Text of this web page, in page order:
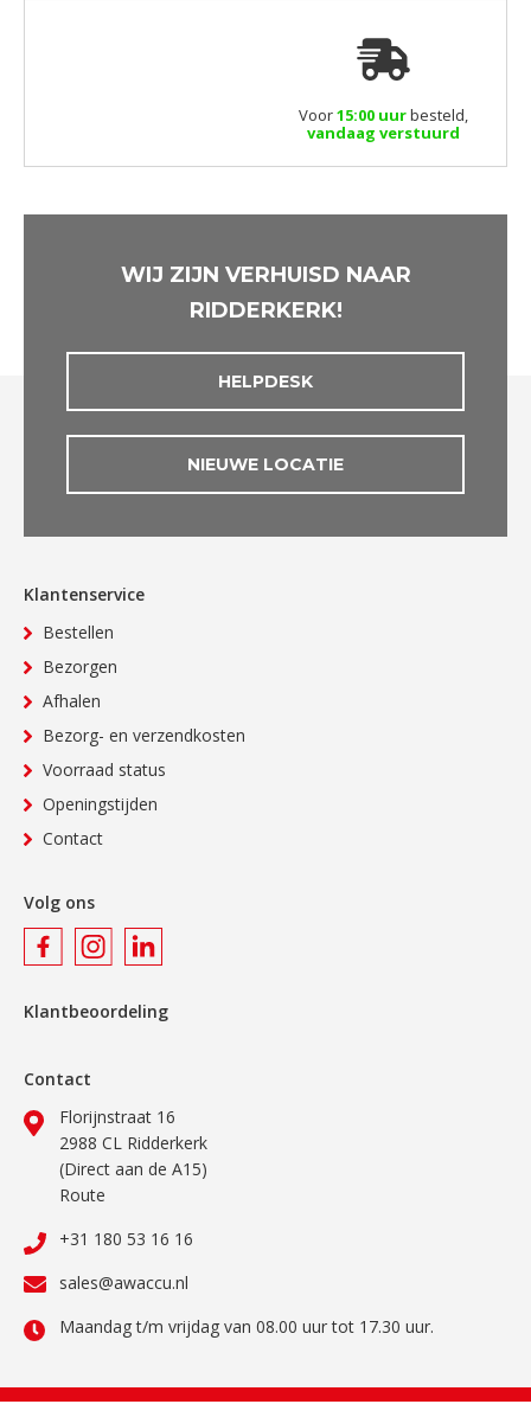
Voor15:00 uurbesteld,
vandaag verstuurd
WIJ ZIJN VERHUISD NAAR
RIDDERKERK!
HELPDESK
NIEUWE LOCATIE
Klantenservice
Bestellen
Bezorgen
Afhalen
Bezorg- en verzendkosten
Voorraad status
Openingstijden
Contact
Volg ons
Klantbeoordeling
Contact
Florijnstraat 16
2988 CL Ridderkerk
(Direct aan de A15)
Route
+31 180 53 16 16
sales@awaccu.nl
Maandag t/m vrijdag van 08.00 uur tot 17.30 uur.